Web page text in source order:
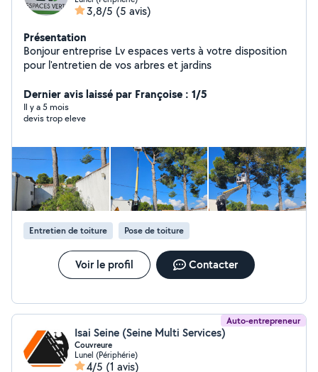
3,8/5 (5 avis)
Présentation
Bonjour entreprise Lv espaces verts à votre disposition
pour l'entretien de vos arbres et jardins
Dernier avis laissé par Françoise : 1/5
Il y a 5 mois
devis trop eleve
Entretien de toiture Pose de toiture
Voir le profil Contacter
Auto-entrepreneur
Isai Seine (Seine Multi Services)
Couvreure
Lunel (Périphérie)
4/5 (1 avis)